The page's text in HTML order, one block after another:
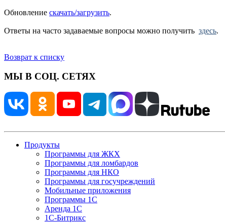
Обновление скачать/загрузить.
Ответы на часто задаваемые вопросы можно получить здесь.
Возврат к списку
МЫ В СОЦ. СЕТЯХ
Продукты
Программы для ЖКХ
Программы для ломбардов
Программы для НКО
Программы для госучреждений
Мобильные приложения
Программы 1С
Аренда 1С
1С-Битрикс